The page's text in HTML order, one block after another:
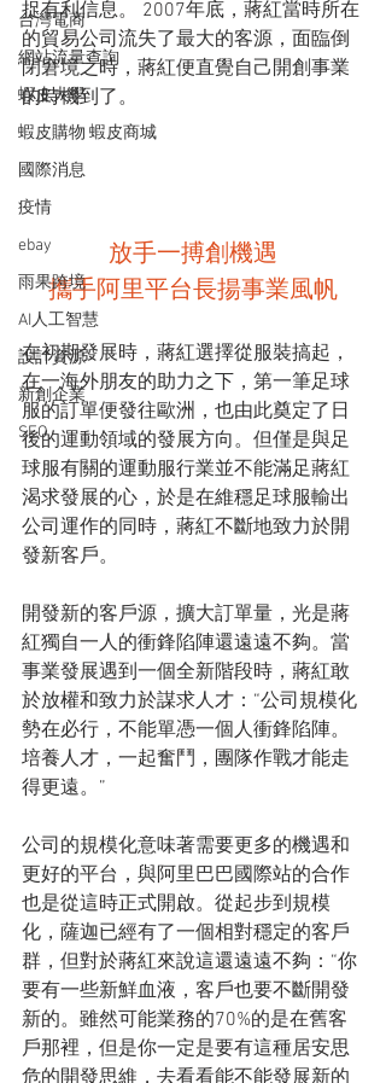
台灣電商
網站流量查詢
蝦皮大學
蝦皮購物 蝦皮商城
國際消息
疫情
ebay
雨果跨境
AI人工智慧
設計資源
新創企業
SEO
捉有利信息。 2007年底，蔣紅當時所在
的貿易公司流失了最大的客源，面臨倒
閉窘境之時，蔣紅便直覺自己開創事業
的時機到了。
放手一搏創機遇
攜手阿里平台長揚事業風帆
在初期發展時，蔣紅選擇從服裝搞起，
在一海外朋友的助力之下，第一筆足球
服的訂單便發往歐洲，也由此奠定了日
後的運動領域的發展方向。但僅是與足
球服有關的運動服行業並不能滿足蔣紅
渴求發展的心，於是在維穩足球服輸出
公司運作的同時，蔣紅不斷地致力於開
發新客戶。
開發新的客戶源，擴大訂單量，光是蔣
紅獨自一人的衝鋒陷陣還遠遠不夠。當
事業發展遇到一個全新階段時，蔣紅敢
於放權和致力於謀求人才：“公司規模化
勢在必行，不能單憑一個人衝鋒陷陣。
培養人才，一起奮鬥，團隊作戰才能走
得更遠。”
公司的規模化意味著需要更多的機遇和
更好的平台，與阿里巴巴國際站的合作
也是從這時正式開啟。從起步到規模
化，薩迦已經有了一個相對穩定的客戶
群，但對於蔣紅來說這還遠遠不夠：“你
要有一些新鮮血液，客戶也要不斷開發
新的。雖然可能業務的70%的是在舊客
戶那裡，但是你一定是要有這種居安思